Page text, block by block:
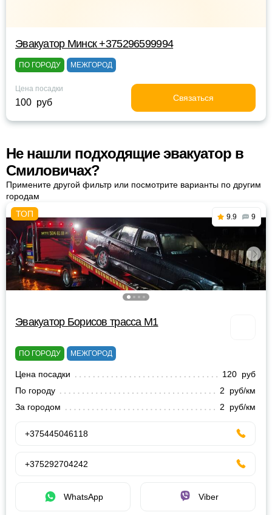
Эвакуатор Минск +375296599994
ПО ГОРОДУ МЕЖГОРОД
Цена посадки
100 руб Связаться
Не нашли подходящие эвакуатор в
Смиловичах?
Примените другой фильтр или посмотрите варианты по другим
городам
9.9 9
Эвакуатор Борисов трасса М1
ПО ГОРОДУ МЕЖГОРОД
Цена посадки
120 руб
По городу
2 руб/км
За городом
2 руб/км
+375445046118
+375292704242
WhatsApp Viber